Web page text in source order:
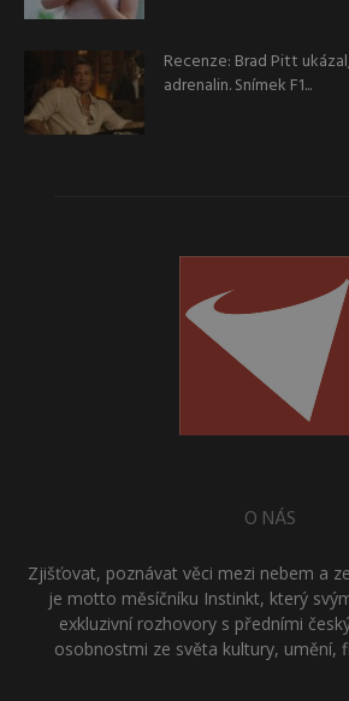
Recenze: Brad Pitt
adrenalin. Snímek F1...
O NÁS
Zjišťovat, poznávat věci mezi nebem a
je motto měsíčníku Instinkt, který
exkluzivní rozhovory s předními
osobnostmi ze světa kultury, umění,